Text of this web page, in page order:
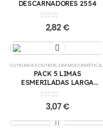
DESCARNADORES 2554
out of 5
2,82 €
CUTELARIA E OUTROS, DERMOCOSMÉTICA,
PACK 5 LIMAS
ESMERILADAS LARGA
DURAÇÃO
out of 5
3,07€